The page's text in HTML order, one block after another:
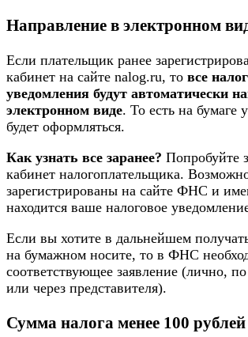
Направление в электронном
Если плательщик ранее
кабинет на сайте nalog.ru, то все
уведомления будут автоматически
электронном виде. То есть на бумаге
будет оформляться.
Как узнать все заранее? Попробуйте
кабинет налогоплательщика.
зарегистрированы на сайте ФНС и
находится ваше налоговое
Если вы хотите в дальнейшем
на бумажном носите, то в ФНС
соответствующее заявление (лично,
или через представителя).
Сумма налога менее 100 рублей